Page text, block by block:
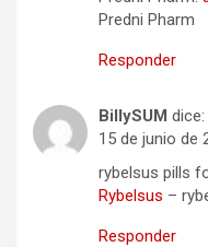
Predni Pharm
Responder
BillySUM dice:
15 de junio de
rybelsus pills
Rybelsus –
Responder